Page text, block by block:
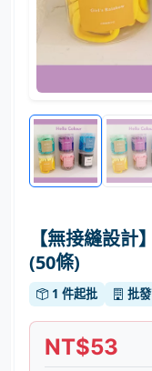
【無接縫設
(50條)
1 件起批 批
NT$53